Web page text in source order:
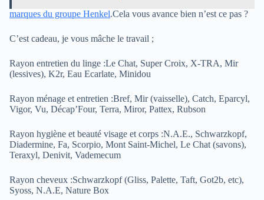
marques du groupe Henkel.Cela vous avance bien n’est ce pas ?
C’est cadeau, je vous mâche le travail ;
Rayon entretien du linge :Le Chat, Super Croix, X-TRA, Mir
(lessives), K2r, Eau Ecarlate, Minidou
Rayon ménage et entretien :Bref, Mir (vaisselle), Catch, Eparcyl,
Vigor, Vu, Décap’Four, Terra, Miror, Pattex, Rubson
Rayon hygiène et beauté visage et corps :N.A.E., Schwarzkopf,
Diadermine, Fa, Scorpio, Mont Saint-Michel, Le Chat (savons),
Teraxyl, Denivit, Vademecum
Rayon cheveux :Schwarzkopf (Gliss, Palette, Taft, Got2b, etc),
Syoss, N.A.E, Nature Box